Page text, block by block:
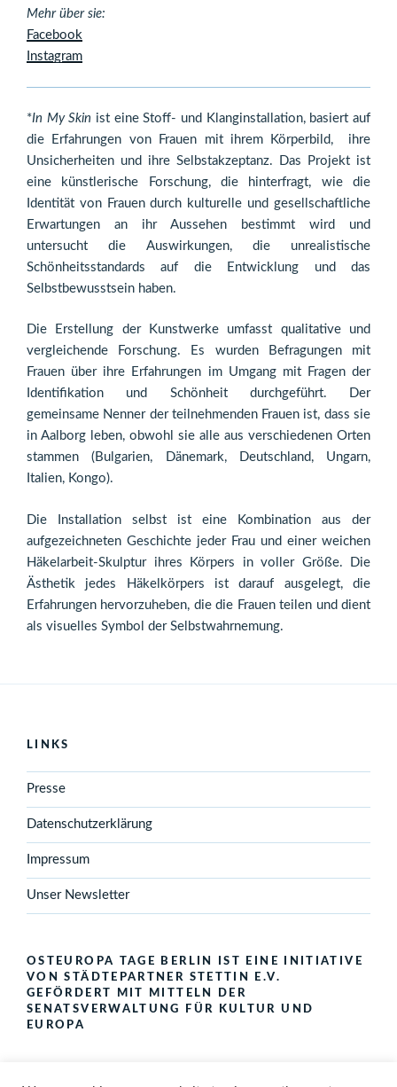
Mehr über sie:
Facebook
Instagram
*In My Skin ist eine Stoff- und Klanginstallation, basiert auf
die Erfahrungen von Frauen mit ihrem Körperbild, ihre
Unsicherheiten und ihre Selbstakzeptanz. Das Projekt ist
eine künstlerische Forschung, die hinterfragt, wie die
Identität von Frauen durch kulturelle und gesellschaftliche
Erwartungen an ihr Aussehen bestimmt wird und
untersucht die Auswirkungen, die unrealistische
Schönheitsstandards auf die Entwicklung und das
Selbstbewusstsein haben.
Die Erstellung der Kunstwerke umfasst qualitative und
vergleichende Forschung. Es wurden Befragungen mit
Frauen über ihre Erfahrungen im Umgang mit Fragen der
Identifikation und Schönheit durchgeführt. Der
gemeinsame Nenner der teilnehmenden Frauen ist, dass sie
in Aalborg leben, obwohl sie alle aus verschiedenen Orten
stammen (Bulgarien, Dänemark, Deutschland, Ungarn,
Italien, Kongo).
Die Installation selbst ist eine Kombination aus der
aufgezeichneten Geschichte jeder Frau und einer weichen
Häkelarbeit-Skulptur ihres Körpers in voller Größe. Die
Ästhetik jedes Häkelkörpers ist darauf ausgelegt, die
Erfahrungen hervorzuheben, die die Frauen teilen und dient
als visuelles Symbol der Selbstwahrnemung.
LINKS
Presse
Datenschutzerklärung
Impressum
Unser Newsletter
OSTEUROPA TAGE BERLIN IST EINE INITIATIVE
VON STÄDTEPARTNER STETTIN E.V.
GEFÖRDERT MIT MITTELN DER
SENATSVERWALTUNG FÜR KULTUR UND
EUROPA